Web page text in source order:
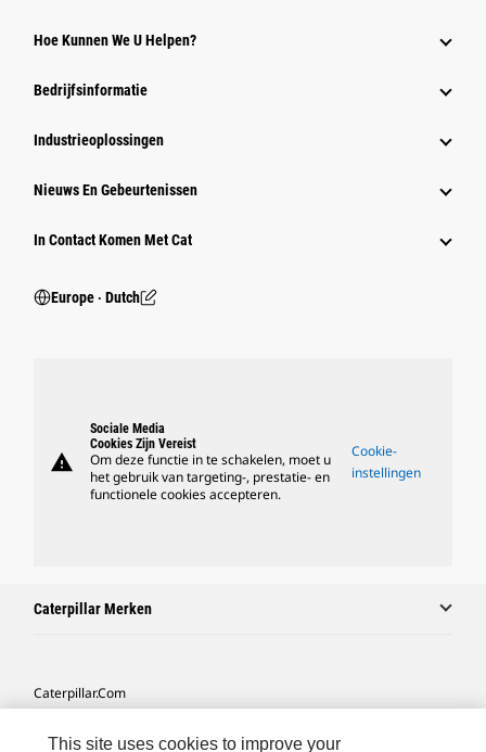
Hoe Kunnen We U Helpen?
Bedrijfsinformatie
Industrieoplossingen
Nieuws En Gebeurtenissen
In Contact Komen Met Cat
Europe ‧ Dutch
warning
Sociale Media
Cookies Zijn Vereist
Om deze functie in te schakelen, moet u
het gebruik van targeting-, prestatie- en
functionele cookies accepteren.
Cookie-
instellingen
Caterpillar Merken
Caterpillar.com
This site uses cookies to improve your